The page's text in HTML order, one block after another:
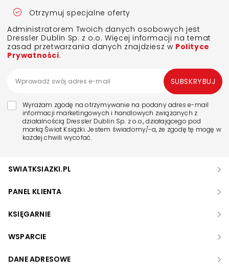
Otrzymuj specjalne oferty
Administratorem Twoich danych osobowych jest
Dressler Dublin Sp. z o.o. Więcej informacji na temat
zasad przetwarzania danych znajdziesz w Polityce
Prywatności.
Wyrażam zgodę na otrzymywanie na podany adres e-mail
informacji marketingowych i handlowych związanych z
działalnością Dressler Dublin Sp. z o.o., działającego pod
marką Świat Książki. Jestem świadomy/-a, że zgodę tę mogę w
każdej chwili wycofać.
SUBSKRYBUJ
SWIATKSIAZKI.PL
PANEL KLIENTA
KSIĘGARNIE
WSPARCIE
DANE ADRESOWE